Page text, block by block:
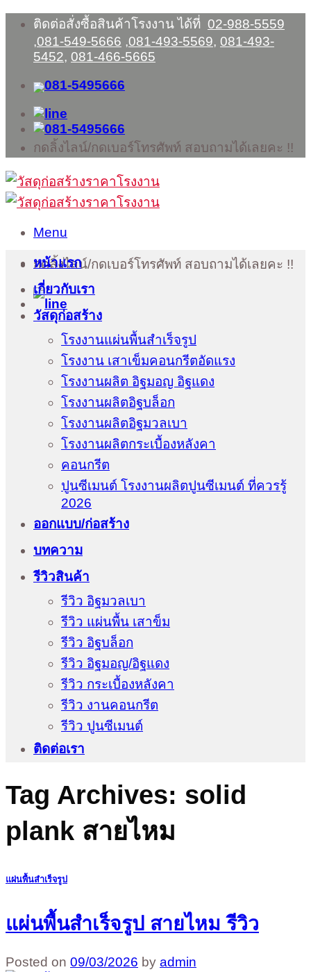
Skip
content
ติดต่อสั่งซื้อสินค้าโรงงาน ได้ที่ 02-988-5559
,081-549-5666 ,081-493-5569, 081-493-
5452, 081-466-5665
กดลิ้งไลน์/กดเบอร์โทรศัพท์ สอบถามได้เลยคะ !!
Menu
กดลิ้งไลน์/กดเบอร์โทรศัพท์ สอบถามได้เลยคะ !!
หน้าแรก
เกี่ยวกับเรา
วัสดุก่อสร้าง
โรงงานแผ่นพื้นสำเร็จรูป
โรงงาน เสาเข็มคอนกรีตอัดแรง
โรงงานผลิต อิฐมอญ อิฐแดง
โรงงานผลิตอิฐบล็อก
โรงงานผลิตอิฐมวลเบา
โรงงานผลิตกระเบื้องหลังคา
คอนกรีต
ปูนซีเมนต์ โรงงานผลิตปูนซีเมนต์ ที่ควรรู้
2026
ออกแบบ/ก่อสร้าง
บทความ
รีวิวสินค้า
รีวิว อิฐมวลเบา
รีวิว แผ่นพื้น เสาข็ม
รีวิว อิฐบล็อก
รีวิว อิฐมอญ/อิฐแดง
รีวิว กระเบื้องหลังคา
รีวิว งานคอนกรีต
รีวิว ปูนซีเมนต์
ติดต่อเรา
Tag Archives: solid
plank สายไหม
แผ่นพื้นสำเร็จรูป
แผ่นพื้นสำเร็จรูป สายไหม รีวิว
Posted on 09/03/2026 by admin